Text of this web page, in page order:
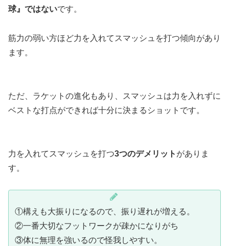
球』ではないです。
筋力の弱い方ほど力を入れてスマッシュを打つ傾向があり
ます。
ただ、ラケットの進化もあり、スマッシュは力を入れずに
ベストな打点ができれば十分に決まるショットです。
力を入れてスマッシュを打つ3つのデメリット がありま
す。
①構えも大振りになるので、振り遅れが増える。
②一番大切なフットワークが疎かになりがち
③体に無理を強いるので怪我しやすい。